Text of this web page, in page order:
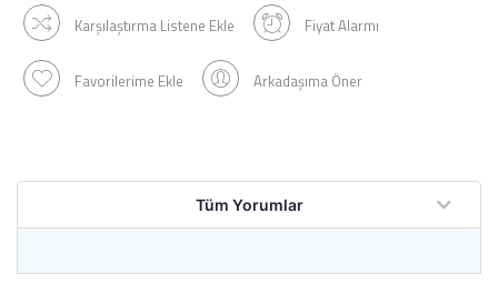
Karşılaştırma Listene Ekle Fiyat Alarmı
Favorilerime Ekle Arkadaşıma Öner
Tüm Yorumlar